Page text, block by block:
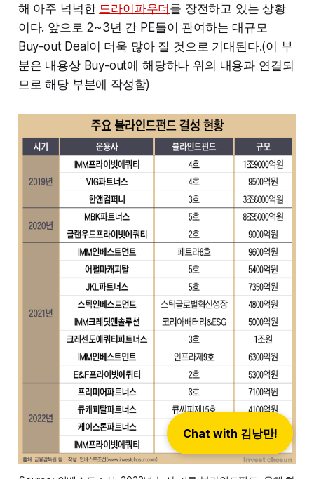
해 아주 넉넉한 드라이파우더를 장전하고 있는 상황
이다. 앞으로 2~3년 간 PE들이 관여하는 대규모
Buy-out Deal이 더욱 많아 질 것으로 기대된다.(이 부
분은 내용상 Buy-out에 해당하나 위의 내용과 연결되
므로 해당 부분에 작성함)
Chat with 김낭만!